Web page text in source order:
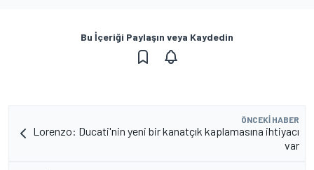
Bu İçeriği Paylaşın veya Kaydedin
ÖNCEKI HABER
Lorenzo: Ducati'nin yeni bir kanatçık kaplamasına ihtiyacı
var